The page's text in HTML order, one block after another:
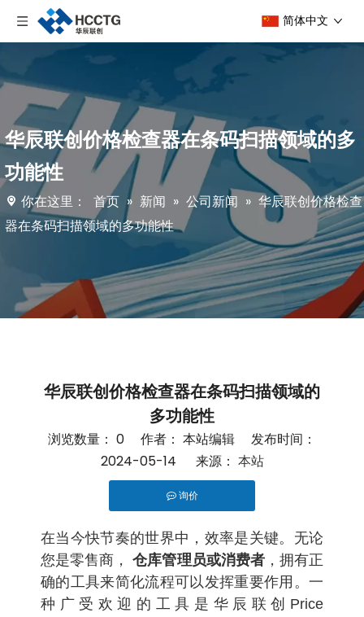
简体中文
华辰联创价格检查器在条码扫描领域的多
功能性
你在这里： 首页 » 新闻 » 公司新闻 » 华辰联创价格检查
器在条码扫描领域的多功能性
华辰联创价格检查器在条码扫描领域的
多功能性
浏览数量： 0 作者： 本站编辑 发布时间：
2024-05-14 来源： 本站
询价
在当今快节奏的世界中，效率是关键。无论
您是零售商，仓库管理员或消费者，拥有正
确的工具来简化流程可以发挥重要作用。一
种广受欢迎的工具是华辰联创Price